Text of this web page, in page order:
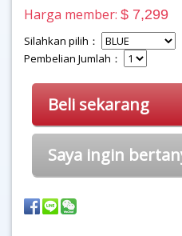
Harga member: $ 7,299
Silahkan pilih：
Pembelian Jumlah：
Beli sekarang
Saya ingin